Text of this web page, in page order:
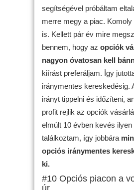
segítségével próbáltam
merre megy a piac. Komoly
is. Kellett pár év mire
bennem, hogy az opciók
nagyon óvatosan kell
kiírást preferáljam. Így
iránymentes kereskedésig.
irányt tippelni és időzíteni,
profit rejlik az opciók
elmúlt 10 évben kevés ilyen
találkoztam, így jobbára
opciós iránymentes
ki.
#10 Opciós piacon a
úr